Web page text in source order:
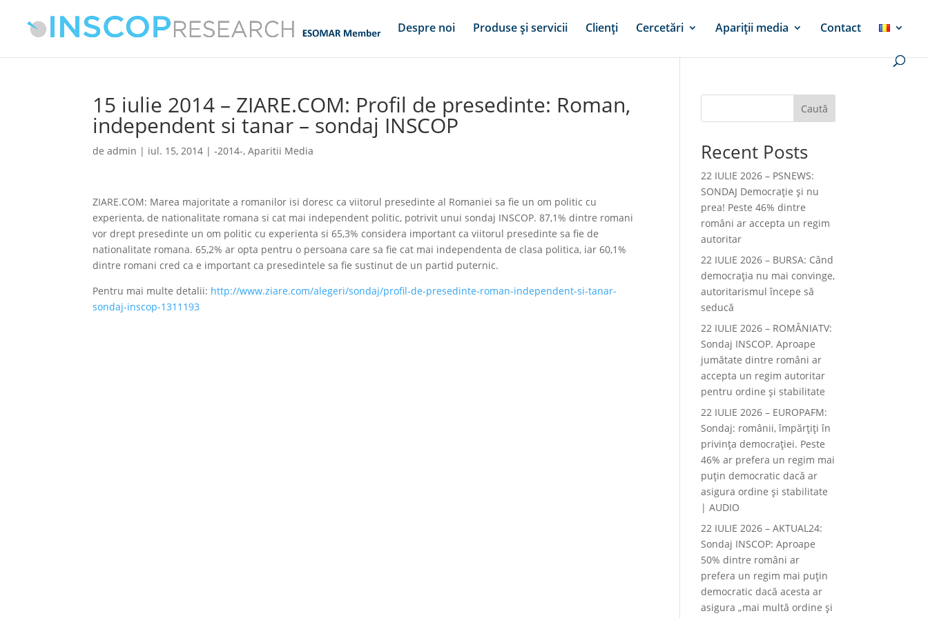
Despre noi Produse și servicii Clienți Cercetări Apariții media Contact
15 iulie 2014 – ZIARE.COM: Profil de presedinte: Roman,
independent si tanar – sondaj INSCOP
deadmin | iul. 15, 2014 |-2014-,Aparitii Media
ZIARE.COM: Marea majoritate a romanilor isi doresc ca viitorul presedinte al Romaniei sa fie un om politic cu
experienta, de nationalitate romana si cat mai independent politic, potrivit unui sondaj INSCOP. 87,1% dintre romani
vor drept presedinte un om politic cu experienta si 65,3% considera important ca viitorul presedinte sa fie de
nationalitate romana. 65,2% ar opta pentru o persoana care sa fie cat mai independenta de clasa politica, iar 60,1%
dintre romani cred ca e important ca presedintele sa fie sustinut de un partid puternic.
Pentru mai multe detalii: http://www.ziare.com/alegeri/sondaj/profil-de-presedinte-roman-independent-si-tanar-
sondaj-inscop-1311193
Caută
Recent Posts
22 IULIE 2026 – PSNEWS:
SONDAJ Democrație și nu
prea! Peste 46% dintre
români ar accepta un regim
autoritar
22 IULIE 2026 – BURSA: Când
democraţia nu mai convinge,
autoritarismul începe să
seducă
22 IULIE 2026 – ROMÂNIATV:
Sondaj INSCOP. Aproape
jumătate dintre români ar
accepta un regim autoritar
pentru ordine și stabilitate
22 IULIE 2026 – EUROPAFM:
Sondaj: românii, împărțiți în
privința democrației. Peste
46% ar prefera un regim mai
puțin democratic dacă ar
asigura ordine și stabilitate
| AUDIO
22 IULIE 2026 – AKTUAL24:
Sondaj INSCOP: Aproape
50% dintre români ar
prefera un regim mai puțin
democratic dacă acesta ar
asigura „mai multă ordine și